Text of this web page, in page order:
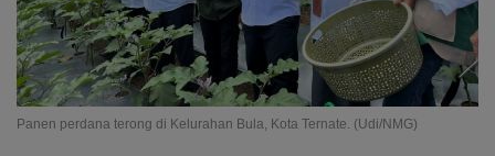
Panen perdana terong di Kelurahan Bula, Kota Ternate. (Udi/NMG)